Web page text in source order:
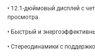
• 12.1-дюймовый дисплей с
просмотра.
• Быстрый и
• Стереодинамики с